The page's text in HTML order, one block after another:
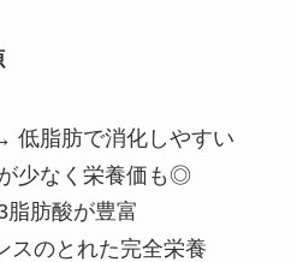
低脂肪で消化しやすい
少なく栄養価も◎
肪酸が豊富
のとれた完全栄養